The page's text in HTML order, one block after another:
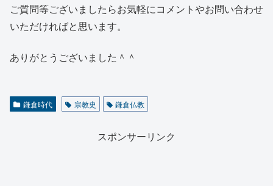
ご質問等ございましたらお気軽にコメントやお問い合わせ
いただければと思います。
ありがとうございました＾＾
鎌倉時代 宗教史 鎌倉仏教
スポンサーリンク